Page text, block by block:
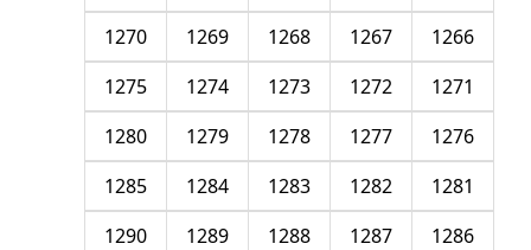
1266
1267
1268
1269
1270
1271
1272
1273
1274
1275
1276
1277
1278
1279
1280
1281
1282
1283
1284
1285
1286
1287
1288
1289
1290